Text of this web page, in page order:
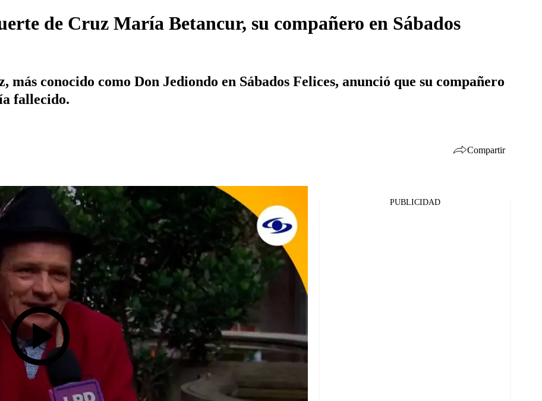
de Cruz María Betancur, su compañero en Sábados
más conocido como Don Jediondo en Sábados Felices, anunció que su compañero
fallecido.
Compartir
PUBLICIDAD